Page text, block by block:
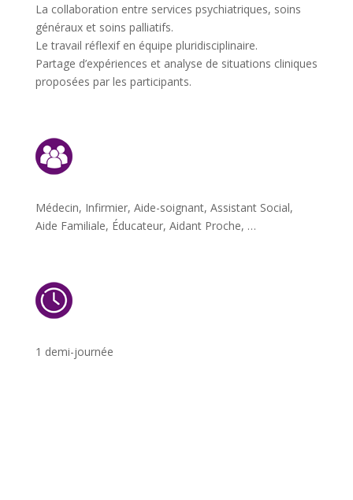
La collaboration entre services psychiatriques, soins
généraux et soins palliatifs.
Le travail réflexif en équipe pluridisciplinaire.
Partage d’expériences et analyse de situations cliniques
proposées par les participants.
Médecin, Infirmier, Aide-soignant, Assistant Social,
Aide Familiale, Éducateur, Aidant Proche, …
1 demi-journée